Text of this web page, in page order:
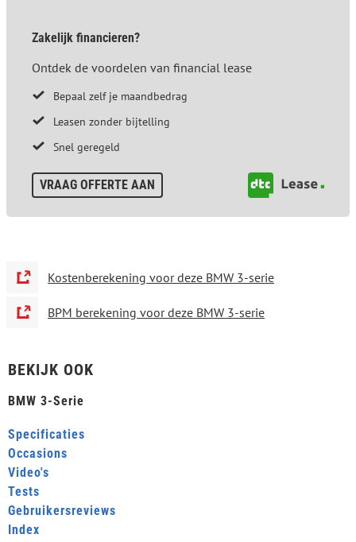
Zakelijk financieren?
Ontdek de voordelen van financial lease
Bepaal zelf je maandbedrag
Leasen zonder bijtelling
Snel geregeld
VRAAG OFFERTE AAN
Kostenberekening voor deze BMW 3-serie
BPM berekening voor deze BMW 3-serie
BEKIJK OOK
BMW 3-Serie
Specificaties
Occasions
Video's
Tests
Gebruikersreviews
Index